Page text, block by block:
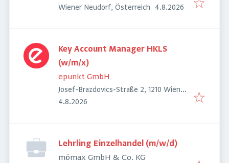
Wiener Neudorf, Österreich Veröffentlicht:
4.8.2026
Key Account Manager HKLS
(w/m/x)
epunkt GmbH
Josef-Brazdovics-Straße 2, 1210 Wien,
Österreich
Veröffentlicht
4.8.2026
Lehrling Einzelhandel (m/w/d)
mömax GmbH & Co. KG